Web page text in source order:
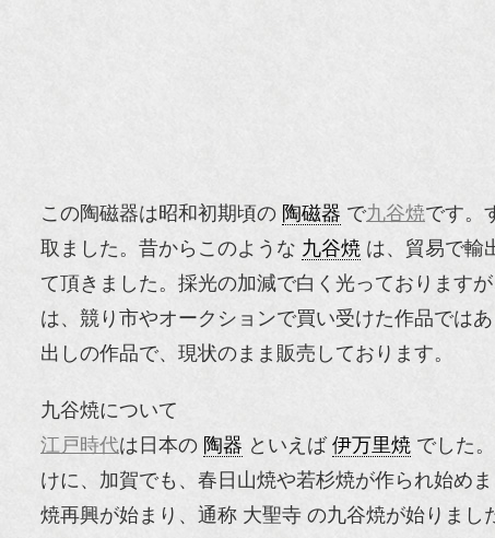
この陶磁器は昭和初期頃の 陶磁器 で九谷焼です。
取ました。昔からこのような 九谷焼 は、貿易で輸
て頂きました。採光の加減で白く光っておりますが
は、競り市やオークションで買い受けた作品では
出しの作品で、現状のまま販売しております。
九谷焼について
江戸時代は日本の 陶器 といえば 伊万里焼 でした
けに、加賀でも、春日山焼や若杉焼が作られ始め
焼再興が始まり、通称 大聖寺 の九谷焼が始りまし